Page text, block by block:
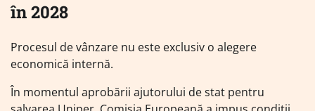
în 2028
Procesul de vânzare nu este exclusiv o alegere
economică internă.
În momentul aprobării ajutorului de stat pentru